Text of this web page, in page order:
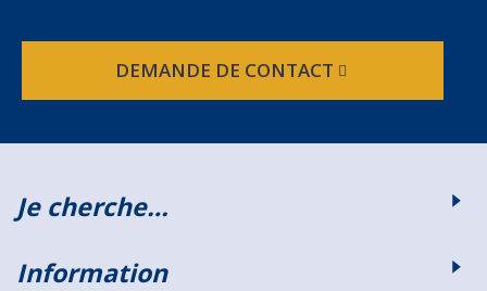
DEMANDE DE CONTACT
Je cherche…
Information